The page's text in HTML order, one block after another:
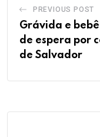
PREVIOUS POST
Grávida e
de espera por
de Salvador